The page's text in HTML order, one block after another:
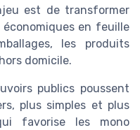
est de transformer
en feuille
les produits
domicile.
publics poussent
plus simples et plus
favorise les mono